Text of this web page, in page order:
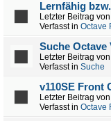
Lernfähig
Letzter Beitrag von
Verfasst in Octave
Suche Octave
Letzter Beitrag von
Verfasst in Suche
v110SE Front
Letzter Beitrag von
Verfasst in Octave